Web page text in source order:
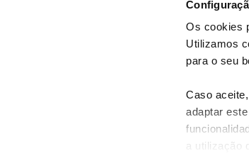
Os cookies
Utilizamos
para o seu
Caso
adaptar
a utilização